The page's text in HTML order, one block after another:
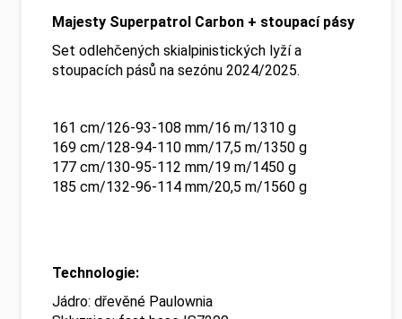
Majesty Superpatrol Carbon + stoupací pásy
Set odlehčených skialpinistických lyží a
stoupacích pásů na sezónu 2024/2025.
161 cm/126-93-108 mm/16 m/1310 g
169 cm/128-94-110 mm/17,5 m/1350 g
177 cm/130-95-112 mm/19 m/1450 g
185 cm/132-96-114 mm/20,5 m/1560 g
Technologie:
Jádro: dřevěné Paulownia